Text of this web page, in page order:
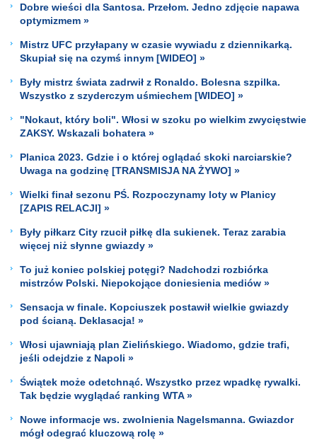
Dobre wieści dla Santosa. Przełom. Jedno zdjęcie napawa
optymizmem »
Mistrz UFC przyłapany w czasie wywiadu z dziennikarką.
Skupiał się na czymś innym [WIDEO] »
Były mistrz świata zadrwił z Ronaldo. Bolesna szpilka.
Wszystko z szyderczym uśmiechem [WIDEO] »
"Nokaut, który boli". Włosi w szoku po wielkim zwycięstwie
ZAKSY. Wskazali bohatera »
Planica 2023. Gdzie i o której oglądać skoki narciarskie?
Uwaga na godzinę [TRANSMISJA NA ŻYWO] »
Wielki finał sezonu PŚ. Rozpoczynamy loty w Planicy
[ZAPIS RELACJI] »
Były piłkarz City rzucił piłkę dla sukienek. Teraz zarabia
więcej niż słynne gwiazdy »
To już koniec polskiej potęgi? Nadchodzi rozbiórka
mistrzów Polski. Niepokojące doniesienia mediów »
Sensacja w finale. Kopciuszek postawił wielkie gwiazdy
pod ścianą. Deklasacja! »
Włosi ujawniają plan Zielińskiego. Wiadomo, gdzie trafi,
jeśli odejdzie z Napoli »
Świątek może odetchnąć. Wszystko przez wpadkę rywalki.
Tak będzie wyglądać ranking WTA »
Nowe informacje ws. zwolnienia Nagelsmanna. Gwiazdor
mógł odegrać kluczową rolę »